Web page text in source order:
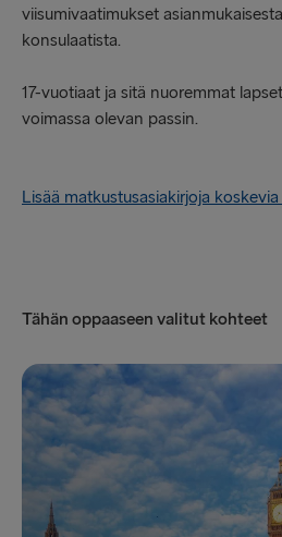
viisumivaatimukset
konsulaatista.
17-vuotiaat ja sitä nuoremmat
voimassa olevan passin.
Lisää matkustusasiakirjoja
Tähän oppaaseen valitut kohteet